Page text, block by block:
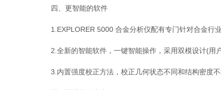
四、更智能的软件
1.EXPLORER 5000 合金分析仪配有专门针对合金行业
2.全新的智能软件，一键智能操作，采用双模设计(用户
3.内置强度校正方法，校正几何状态不同和结构密度不